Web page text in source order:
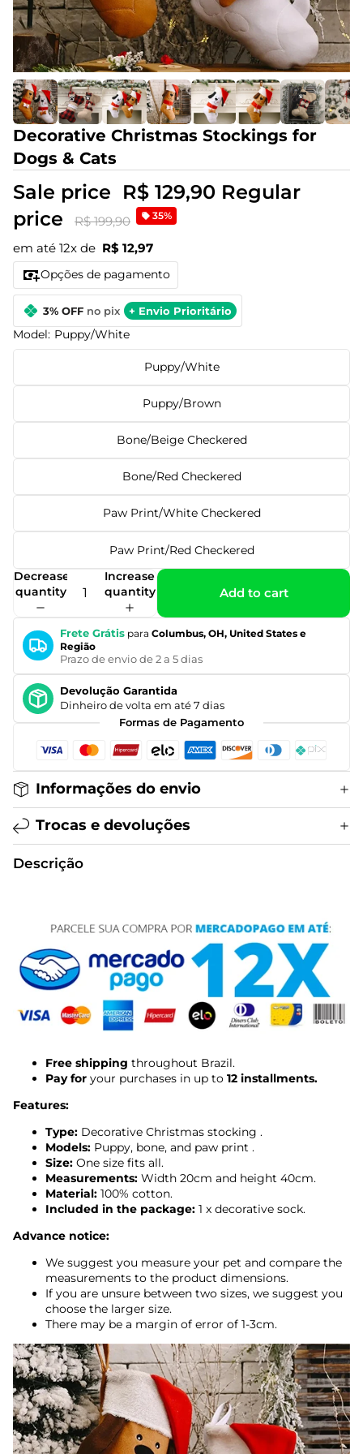
Decorative Christmas Stockings for
Dogs & Cats
Sale price R$ 129,90 Regular
price
R$ 199,90 35%
em até 12x de R$ 12,97
Opções de pagamento
3% OFF no pix + Envio Prioritário
Model: Puppy/White
Puppy/White
Puppy/Brown
Bone/Beige Checkered
Bone/Red Checkered
Paw Print/White Checkered
Paw Print/Red Checkered
Decrease
quantity
Increase
quantity
Add to cart
Frete Grátis para Columbus, OH, United States e
Região
Prazo de envio de 2 a 5 dias
Devolução Garantida
Dinheiro de volta em até 7 dias
Formas de Pagamento
Informações do envio
Trocas e devoluções
Descrição
Free shipping throughout Brazil.
Pay for your purchases in up to 12 installments.
Features:
Type: Decorative Christmas stocking .
Models: Puppy, bone, and paw print .
Size: One size fits all.
Measurements: Width 20cm and height 40cm.
Material: 100% cotton.
Included in the package: 1 x decorative sock.
Advance notice:
We suggest you measure your pet and compare the
measurements to the product dimensions.
If you are unsure between two sizes, we suggest you
choose the larger size.
There may be a margin of error of 1-3cm.